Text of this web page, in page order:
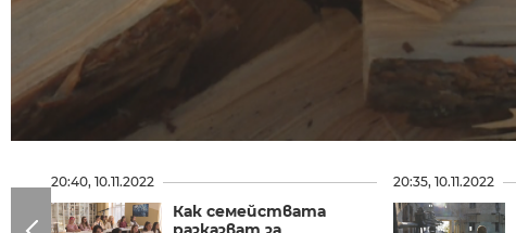
20:40, 10.11.2022
Как семействата
20:35, 10.11.2022